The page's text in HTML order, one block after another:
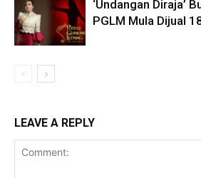
‘Undangan Diraja’
PGLM Mula Dijual
LEAVE A REPLY